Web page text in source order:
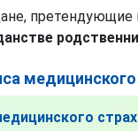
претендующие